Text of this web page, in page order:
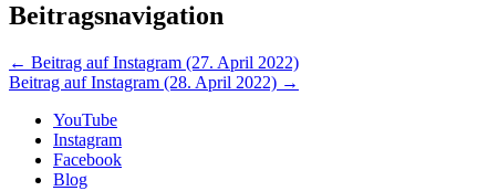
Beitragsnavigation
← Beitrag auf Instagram (27. April 2022)
Beitrag auf Instagram (28. April 2022) →
YouTube
Instagram
Facebook
Blog